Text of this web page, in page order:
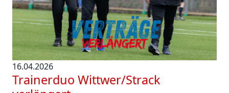
16.04.2026
Trainerduo Wittwer/Strack